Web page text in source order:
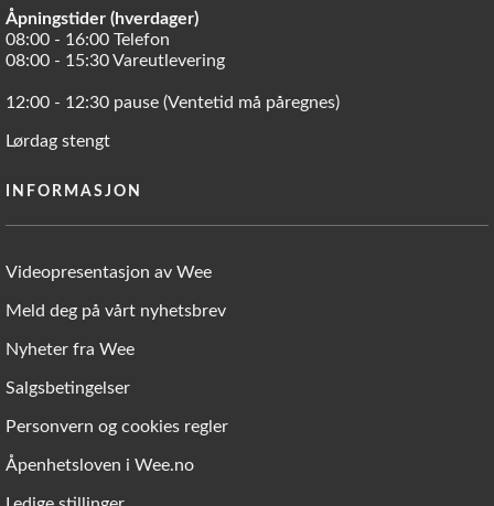
Åpningstider (hverdager)
08:00 - 16:00 Telefon
08:00 - 15:30 Vareutlevering
12:00 - 12:30 pause (Ventetid må påregnes)
Lørdag stengt
INFORMASJON
Videopresentasjon av Wee
Meld deg på vårt nyhetsbrev
Nyheter fra Wee
Salgsbetingelser
Personvern og cookies regler
Åpenhetsloven i Wee.no